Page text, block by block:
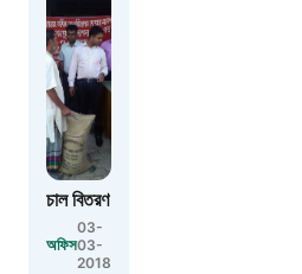
স্মার্ট ভূমি সেবা
১০৯৮
শিশু সহায়তা লাইন
১৬১০৯
চাল বিতরণ
অফিস
03-
03-
2018